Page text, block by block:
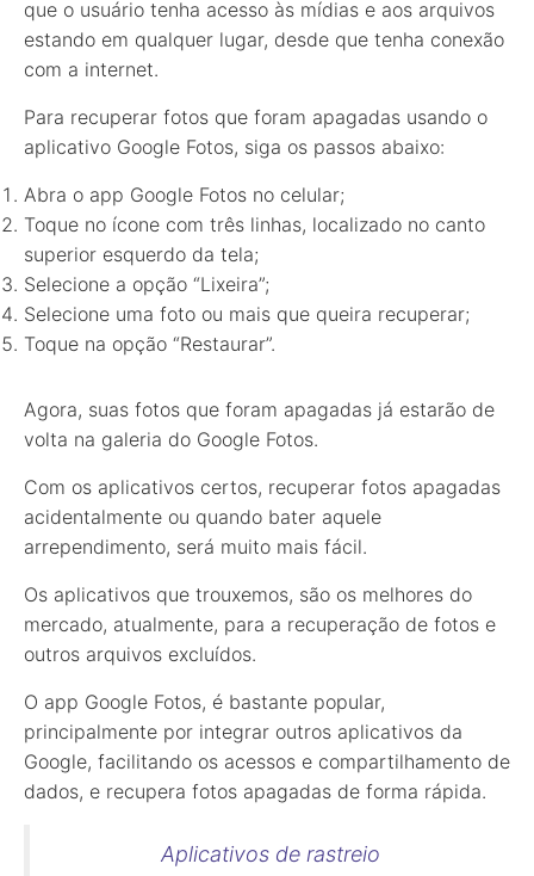
que o usuário tenha acesso às mídias e aos arquivos
estando em qualquer lugar, desde que tenha conexão
com a internet.
Para recuperar fotos que foram apagadas usando o
aplicativo Google Fotos, siga os passos abaixo:
Abra o app Google Fotos no celular;
Toque no ícone com três linhas, localizado no canto
superior esquerdo da tela;
Selecione a opção “Lixeira”;
Selecione uma foto ou mais que queira recuperar;
Toque na opção “Restaurar”.
Agora, suas fotos que foram apagadas já estarão de
volta na galeria do Google Fotos.
Com os aplicativos certos, recuperar fotos apagadas
acidentalmente ou quando bater aquele
arrependimento, será muito mais fácil.
Os aplicativos que trouxemos, são os melhores do
mercado, atualmente, para a recuperação de fotos e
outros arquivos excluídos.
O app Google Fotos, é bastante popular,
principalmente por integrar outros aplicativos da
Google, facilitando os acessos e compartilhamento de
dados, e recupera fotos apagadas de forma rápida.
Aplicativos de rastreio